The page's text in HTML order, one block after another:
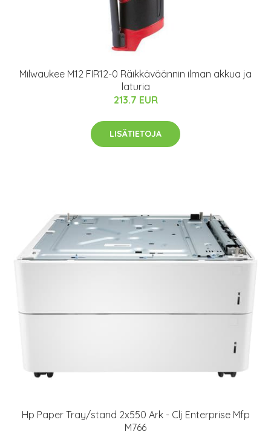
Milwaukee M12 FIR12-0 Räikkäväännin ilman akkua ja
laturia
213.7 EUR
LISÄTIETOJA
Hp Paper Tray/stand 2x550 Ark - Clj Enterprise Mfp
M766